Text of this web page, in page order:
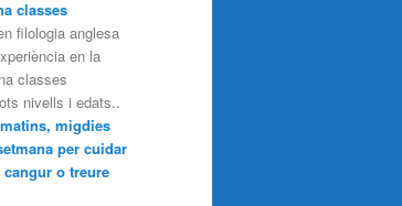
classes
filologia anglesa
en la
classes
nivells i edats..
migdies
per cuidar
o treure